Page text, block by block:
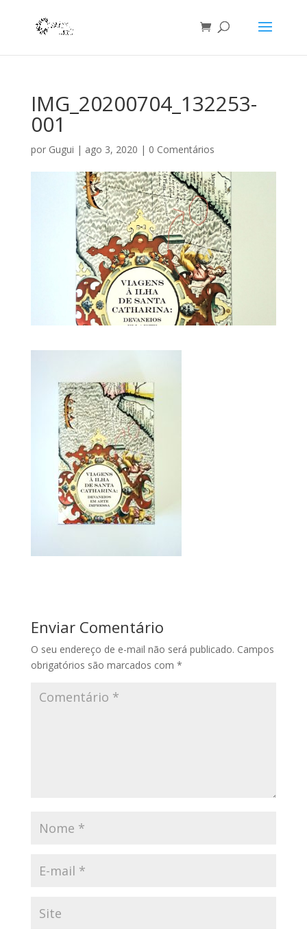
IMG_20200704_132253-
001
por Gugui | ago 3, 2020 | 0 Comentários
Enviar Comentário
O seu endereço de e-mail não será publicado. Campos
obrigatórios são marcados com *